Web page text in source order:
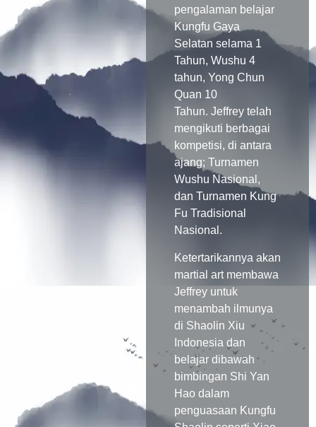
pengalaman belajar
Kungfu Gaya
Selatan selama 1
Tahun, Wushu 4
tahun, Yong Chun
Quan 10
Tahun.Jeffrey telah
mengikuti berbagai
kompetisi, di antara
ajang; Turnamen
Wushu Nasional,
dan Turnamen Kung
Fu Tradisional
Nasional.
Ketertarikannya akan
martial art membawa
Jeffrey untuk
menambah ilmunya
di Shaolin Xiu
Indonesia dan
belajar dibawah
bimbingan Shi Yan
Hao dalam
penguasaan Kungfu